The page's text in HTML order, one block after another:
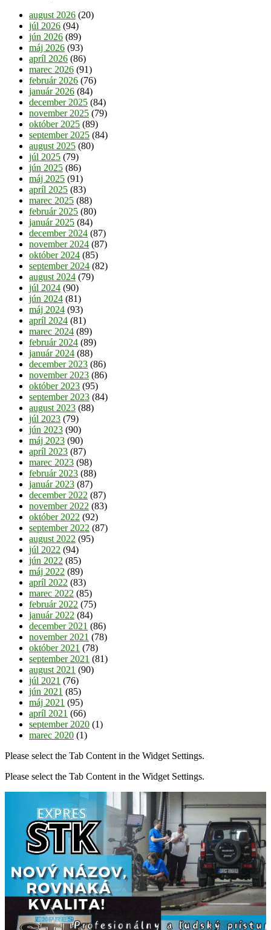
august 2026 (20)
júl 2026 (94)
jún 2026 (89)
máj 2026 (93)
apríl 2026 (86)
marec 2026 (91)
február 2026 (76)
január 2026 (84)
december 2025 (84)
november 2025 (79)
október 2025 (89)
september 2025 (84)
august 2025 (80)
júl 2025 (79)
jún 2025 (86)
máj 2025 (91)
apríl 2025 (83)
marec 2025 (88)
február 2025 (80)
január 2025 (84)
december 2024 (87)
november 2024 (87)
október 2024 (85)
september 2024 (82)
august 2024 (79)
júl 2024 (90)
jún 2024 (81)
máj 2024 (93)
apríl 2024 (81)
marec 2024 (89)
február 2024 (89)
január 2024 (88)
december 2023 (86)
november 2023 (86)
október 2023 (95)
september 2023 (84)
august 2023 (88)
júl 2023 (79)
jún 2023 (90)
máj 2023 (90)
apríl 2023 (87)
marec 2023 (98)
február 2023 (88)
január 2023 (87)
december 2022 (87)
november 2022 (83)
október 2022 (92)
september 2022 (87)
august 2022 (95)
júl 2022 (94)
jún 2022 (85)
máj 2022 (89)
apríl 2022 (83)
marec 2022 (85)
február 2022 (75)
január 2022 (84)
december 2021 (86)
november 2021 (78)
október 2021 (78)
september 2021 (81)
august 2021 (90)
júl 2021 (76)
jún 2021 (85)
máj 2021 (95)
apríl 2021 (66)
september 2020 (1)
marec 2020 (1)
Please select the Tab Content in the Widget Settings.
Please select the Tab Content in the Widget Settings.